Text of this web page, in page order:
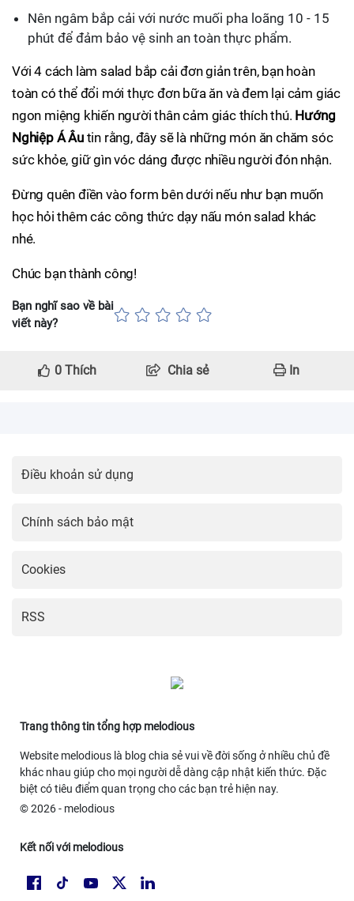
Nên ngâm bắp cải với nước muối pha loãng 10 - 15
phút để đảm bảo vệ sinh an toàn thực phẩm.
Với 4 cách làm salad bắp cải đơn giản trên, bạn hoàn
toàn có thể đổi mới thực đơn bữa ăn và đem lại cảm giác
ngon miệng khiến người thân cảm giác thích thú. Hướng
Nghiệp Á Âutin rằng, đây sẽ là những món ăn chăm sóc
sức khỏe, giữ gìn vóc dáng được nhiều người đón nhận.
Đừng quên điền vào form bên dưới nếu như bạn muốn
học hỏi thêm các công thức dạy nấu món salad khác
nhé.
Chúc bạn thành công!
Bạn nghĩ sao về bài
viết này?
0 Thích Chia sẻ In
Điều khoản sử dụng
Chính sách bảo mật
Cookies
RSS
Trang thông tin tổng hợp melodious
Website melodious là blog chia sẻ vui về đời sống ở nhiều chủ đề
khác nhau giúp cho mọi người dễ dàng cập nhật kiến thức. Đặc
biệt có tiêu điểm quan trọng cho các bạn trẻ hiện nay.
© 2026 - melodious
Kết nối với melodious